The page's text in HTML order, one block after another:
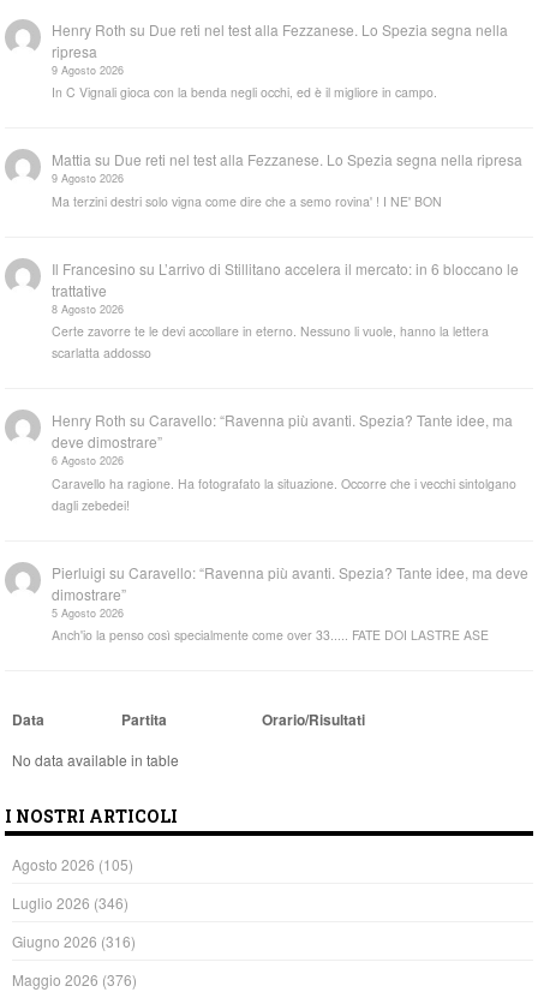
Henry Roth su Due reti nel test alla Fezzanese. Lo Spezia segna nella
ripresa
9 Agosto 2026
In C Vignali gioca con la benda negli occhi, ed è il migliore in campo.
Mattia su Due reti nel test alla Fezzanese. Lo Spezia segna nella ripresa
9 Agosto 2026
Ma terzini destri solo vigna come dire che a semo rovina' ! I NE' BON
Il Francesino su L’arrivo di Stillitano accelera il mercato: in 6 bloccano le
trattative
8 Agosto 2026
Certe zavorre te le devi accollare in eterno. Nessuno li vuole, hanno la lettera
scarlatta addosso
Henry Roth suCaravello: “Ravenna più avanti. Spezia? Tante idee, ma
deve dimostrare”
6 Agosto 2026
Caravello ha ragione. Ha fotografato la situazione. Occorre che i vecchi sintolgano
dagli zebedei!
Pierluigi suCaravello: “Ravenna più avanti. Spezia? Tante idee, ma deve
dimostrare”
5 Agosto 2026
Anch'io la penso così specialmente come over 33..... FATE DOI LASTRE ASE
Data Partita Orario/Risultati
No data available in table
I NOSTRI ARTICOLI
Agosto 2026 (105)
Luglio 2026 (346)
Giugno 2026 (316)
Maggio 2026 (376)